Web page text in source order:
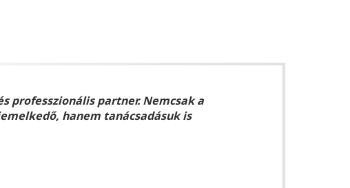
professzionális partner. Nemcsak a
hanem tanácsadásuk is